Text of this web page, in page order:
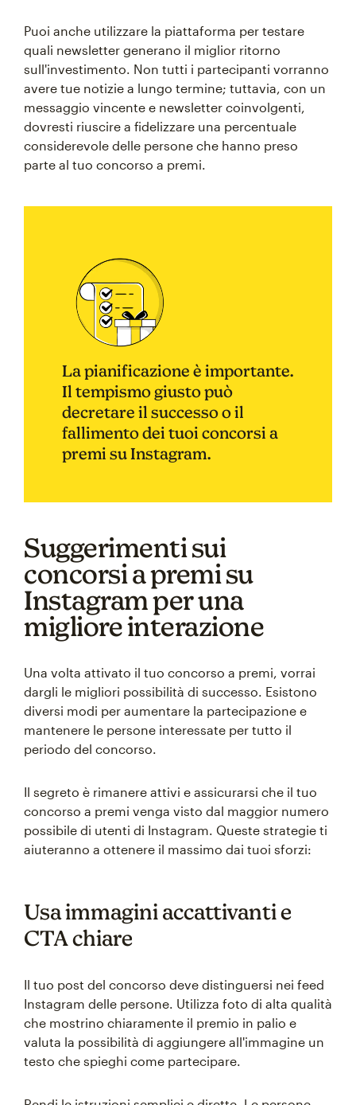
Puoi anche utilizzare la piattaforma per testare
quali newsletter generano il miglior ritorno
sull'investimento. Non tutti i partecipanti vorranno
avere tue notizie a lungo termine; tuttavia, con un
messaggio vincente e newsletter coinvolgenti,
dovresti riuscire a fidelizzare una percentuale
considerevole delle persone che hanno preso
parte al tuo concorso a premi.
La pianificazione è importante.
Il tempismo giusto può
decretare il successo o il
fallimento dei tuoi concorsi a
premi su Instagram.
Suggerimenti sui
concorsi a premi su
Instagram per una
migliore interazione
Una volta attivato il tuo concorso a premi, vorrai
dargli le migliori possibilità di successo. Esistono
diversi modi per aumentare la partecipazione e
mantenere le persone interessate per tutto il
periodo del concorso.
Il segreto è rimanere attivi e assicurarsi che il tuo
concorso a premi venga visto dal maggior numero
possibile di utenti di Instagram. Queste strategie ti
aiuteranno a ottenere il massimo dai tuoi sforzi:
Usa immagini accattivanti e
CTA chiare
Il tuo post del concorso deve distinguersi nei feed
Instagram delle persone. Utilizza foto di alta qualità
che mostrino chiaramente il premio in palio e
valuta la possibilità di aggiungere all'immagine un
testo che spieghi come partecipare.